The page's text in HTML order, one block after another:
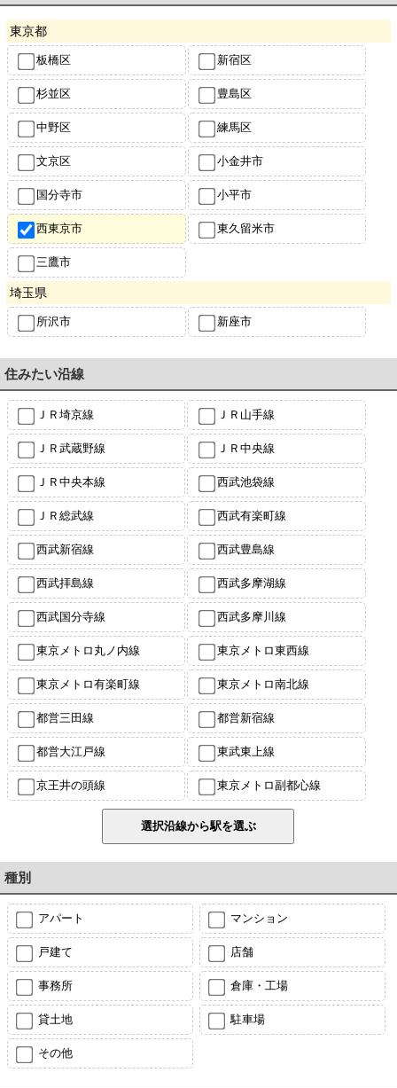
東京都
板橋区 新宿区
杉並区 豊島区
中野区 練馬区
文京区 小金井市
国分寺市 小平市
西東京市 東久留米市
三鷹市
埼玉県
所沢市 新座市
住みたい沿線
ＪＲ埼京線 ＪＲ山手線
ＪＲ武蔵野線 ＪＲ中央線
ＪＲ中央本線 西武池袋線
ＪＲ総武線 西武有楽町線
西武新宿線 西武豊島線
西武拝島線 西武多摩湖線
西武国分寺線 西武多摩川線
東京メトロ丸ノ内線 東京メトロ東西線
東京メトロ有楽町線 東京メトロ南北線
都営三田線 都営新宿線
都営大江戸線 東武東上線
京王井の頭線 東京メトロ副都心線
種別
アパート マンション
戸建て 店舗
事務所 倉庫・工場
貸土地 駐車場
その他